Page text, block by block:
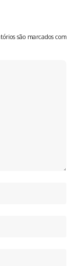
são marcados com